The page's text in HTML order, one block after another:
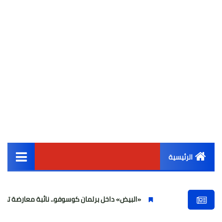
الرئيسية
أخبار مصر
«البيض» داخل برلمان كوسوفو.. نائبة معارضة تهاجم ألبين